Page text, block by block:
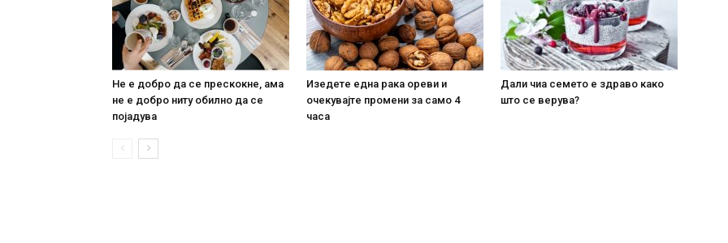
Не е добро да се прескокне, ама
не е добро ниту обилно да се
појадува
Изедете една рака ореви и
очекувајте промени за само 4
часа
Дали чиа семето е здраво како
што се верува?